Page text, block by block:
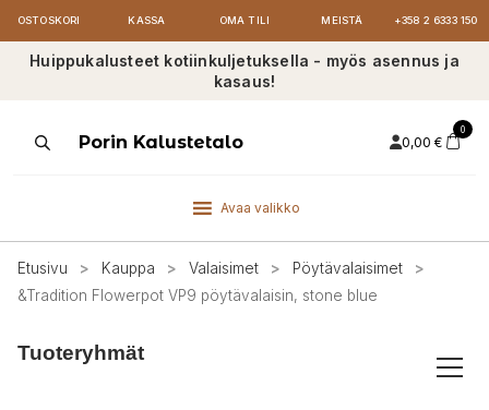
OSTOSKORI KASSA OMA TILI MEISTÄ +358 2 6333 150
Huippukalusteet kotiinkuljetuksella - myös asennus ja
kasaus!
ProductsPorin Kalustetalo 0,00 €
0
Avaa valikko
Etusivu > Kauppa > Valaisimet > Pöytävalaisimet
>
&Tradition Flowerpot VP9 pöytävalaisin, stone blue
Tuoteryhmät